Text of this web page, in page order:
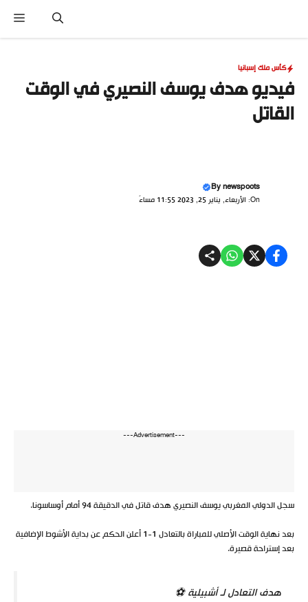
المحتوى
كأس ملك إسبانيا
فيديو هدف يوسف النصيري في الوقت
القاتل
Bynewspoots
On: الأربعاء, يناير 25, 2023 11:55 مساءً
---Advertisement---
سجل الدولي المغربي يوسف النصيري هدف قاتل في الدقيقة 94 أمام أوساسونا.
بعد نهاية الوقت الأصلي للمباراة بالتعادل 1-1 أعلن الحكم عن بداية الأشوط الإضافية
بعد إستراحة قصيرة.
هدف التعادل لـ أشبيلية ⚽️